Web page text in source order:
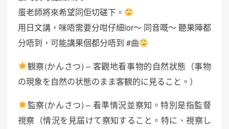
蛋老師將來希望同佢切磋下。
用日文講，咪唔需要分咁仔細lor～ 同音嘅～ 聽果陣都
分唔到，可能講果個都分唔到 #曲
観察(かんさつ) – 客觀地看事物的自然狀態（事物
の現象を自然の状態のまま客観的に見ること。）
監察(かんさつ) – 看準情況並察知。特別是指監督
視察（情況を見届けて察知すること。特に、視察し